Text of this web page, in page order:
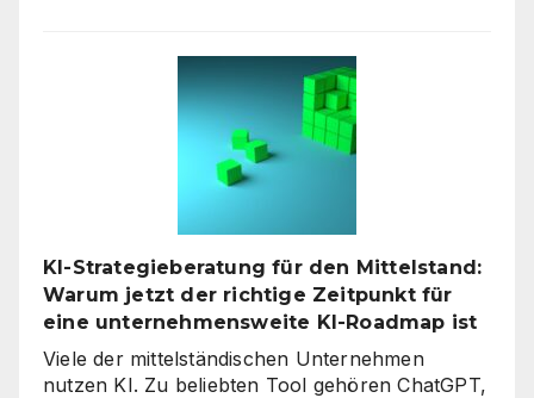
Wie
digitale
Assistenten
Level
heben
KI-Strategieberatung für den Mittelstand:
Warum jetzt der richtige Zeitpunkt für
eine unternehmensweite KI-Roadmap ist
Viele der mittelständischen Unternehmen
nutzen KI. Zu beliebten Tool gehören ChatGPT,